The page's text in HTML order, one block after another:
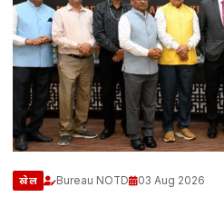
खेल Bureau NOTD 03 Aug 2026